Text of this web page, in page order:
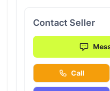
Contact Seller
Call